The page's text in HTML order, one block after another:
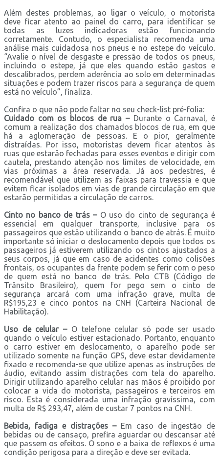
Além destes problemas, ao ligar o veículo, o motorista
deve ficar atento ao painel do carro, para identificar se
todas as luzes indicadoras estão funcionando
corretamente. Contudo, o especialista recomenda uma
análise mais cuidadosa nos pneus e no estepe do veículo.
“Avalie o nível de desgaste e pressão de todos os pneus,
incluindo o estepe, já que eles quando estão gastos e
descalibrados, perdem aderência ao solo em determinadas
situações e podem trazer riscos para a segurança de quem
está no veículo”, finaliza.
Confira o que não pode faltar no seu check-list pré-folia:
Cuidado com os blocos de rua –Durante o Carnaval, é
comum a realização dos chamados blocos de rua, em que
há a aglomeração de pessoas. E o pior, geralmente
distraídas. Por isso, motoristas devem ficar atentos às
ruas que estarão fechadas para esses eventos e dirigir com
cautela, prestando atenção nos limites de velocidade, em
vias próximas a área reservada. Já aos pedestres, é
recomendável que utilizem as faixas para travessia e que
evitem ficar isolados em vias de grande circulação em que
estarão permitidas a circulação de carros.
Cinto no banco de trás –O uso do cinto de segurança é
essencial em qualquer transporte, inclusive para os
passageiros que estão utilizando o banco de atrás. É muito
importante só iniciar o deslocamento depois que todos os
passageiros já estiverem utilizando os cintos ajustados a
seus corpos, já que em caso de acidentes como colisões
frontais, os ocupantes da frente podem se ferir com o peso
de quem está no banco de trás. Pelo CTB (Código de
Trânsito Brasileiro), quem for pego sem o cinto de
segurança arcará com uma infração grave, multa de
R$195,23 e cinco pontos na CNH (Carteira Nacional de
Habilitação).
Uso de celular – O telefone celular só pode ser usado
quando o veículo estiver estacionado. Portanto, enquanto
o carro estiver em deslocamento, o aparelho pode ser
utilizado somente na função GPS, deve estar devidamente
fixado e recomenda-se que utilize apenas as instruções de
áudio, evitando assim distrações com tela do aparelho.
Dirigir utilizando aparelho celular nas mãos é proibido por
colocar a vida do motorista, passageiros e terceiros em
risco. Esta é considerada uma infração gravíssima, com
multa de R$ 293,47, além de custar 7 pontos na CNH.
Bebida, fadiga e distrações –Em caso de ingestão de
bebidas ou de cansaço, prefira aguardar ou descansar até
que passem os efeitos. O sono e a baixa de reflexos é uma
condição perigosa para a direção e deve ser evitada.